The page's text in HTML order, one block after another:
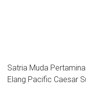
Satria Muda
Elang Pacific Caesar